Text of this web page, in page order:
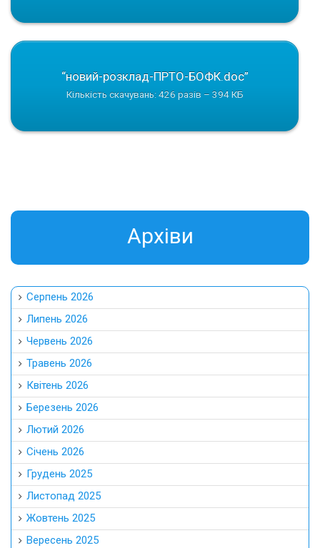
“новий-розклад-ПРТО-БОФК.doc”
Кількість скачувань: 426 разів – 394 КБ
Aрхіви
Серпень 2026
Липень 2026
Червень 2026
Травень 2026
Квітень 2026
Березень 2026
Лютий 2026
Січень 2026
Грудень 2025
Листопад 2025
Жовтень 2025
Вересень 2025